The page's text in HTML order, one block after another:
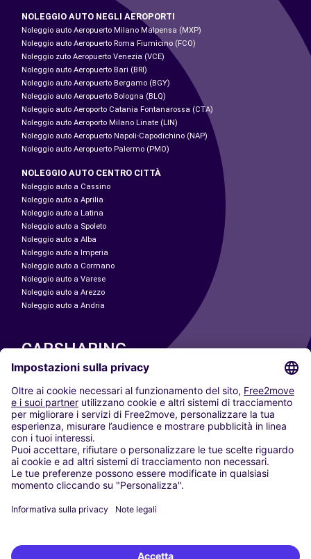
NOLEGGIO AUTO NEGLI AEROPORTI
Noleggio auto Aeropuerto Milano Malpensa (MXP)
Noleggio auto Aeropuerto Roma Fiumicino (FCO)
Noleggio zuto Aeropuerto Venezia (VCE)
Noleggio auto Aeropuerto Bari (BRI)
Noleggio auto Aeropuerto Bergamo (BGY)
Noleggio auto Aeropuerto Bologna (BLQ)
Noleggio auto Aeroporto Catania Fontanarossa (CTA)
Noleggio auto Aeroporto Milano Linate (LIN)
Noleggio auto Aeropuerto Napoli-Capodichino (NAP)
Noleggio auto Aeropuerto Palermo (PMO)
NOLEGGIO AUTO CENTRO CITTÀ
Noleggio auto a Cassino
Noleggio auto a Aprilia
Noleggio auto a Latina
Noleggio auto a Spoleto
Noleggio auto a Alba
Noleggio auto a Imperia
Noleggio auto a Cormano
Noleggio auto a Varese
Noleggio auto a Arezzo
Noleggio auto a Andria
CARSHARING
LE NOSTRE CITTÀ
Paris
Madrid
Washington DC
Milano
Roma
Torino
Vienna
Berlino
Düsseldorf